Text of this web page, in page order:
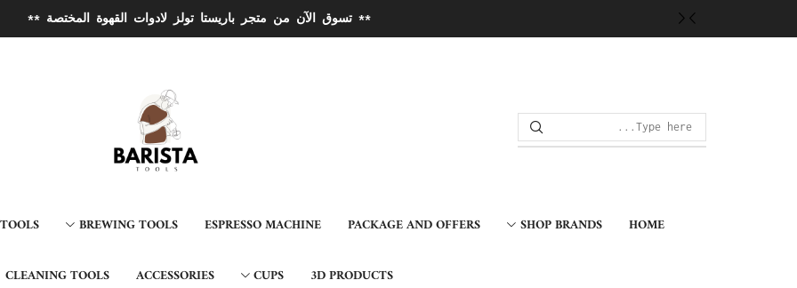
** تسوق الآن من متجر باريستا تولز لادوات القهوة المختصة **
HOME
SHOP BRANDS
PACKAGE AND OFFERS
ESPRESSO MACHINE
BREWING TOOLS
3D PRODUCTS
CUPS
ACCESSORIES
CLEANING TOOLS